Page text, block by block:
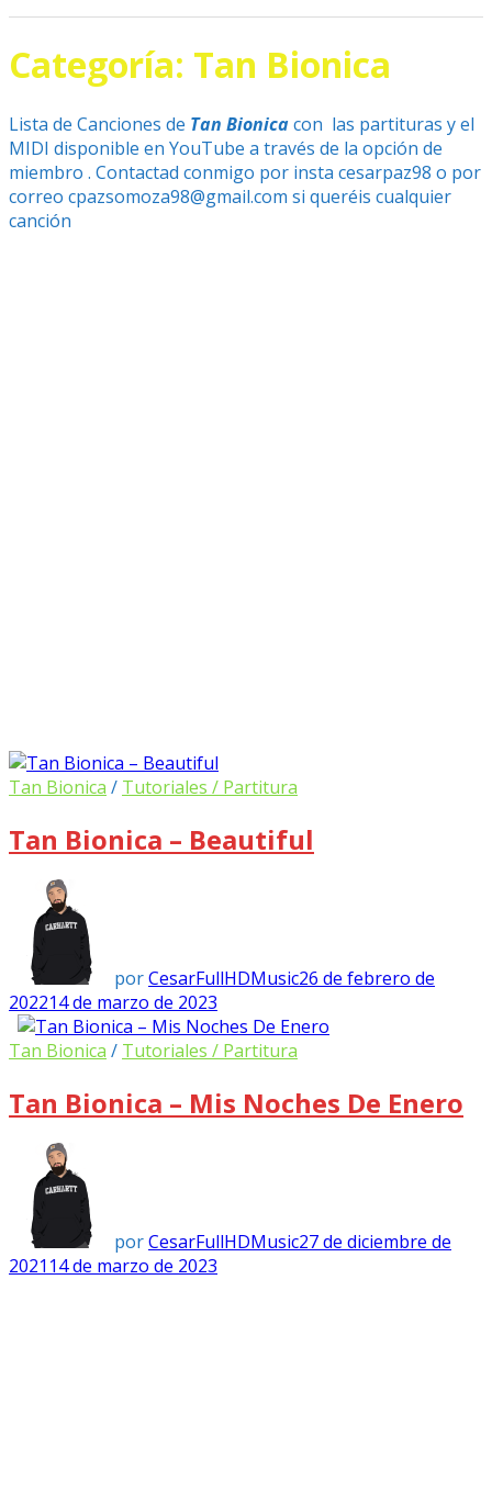
Categoría: Tan Bionica
Lista de Canciones de Tan Bionicacon las partituras y el
MIDI disponible en YouTube a través de la opción de
miembro . Contactad conmigo por insta cesarpaz98 o por
correo cpazsomoza98@gmail.com si queréis cualquier
canción
Tan Bionica / Tutoriales / Partitura
Tan Bionica – Beautiful
porCesarFullHDMusic26 de febrero de
202214 de marzo de 2023
Tan Bionica / Tutoriales / Partitura
Tan Bionica – Mis Noches De Enero
porCesarFullHDMusic27 de diciembre de
2021 14 de marzo de 2023